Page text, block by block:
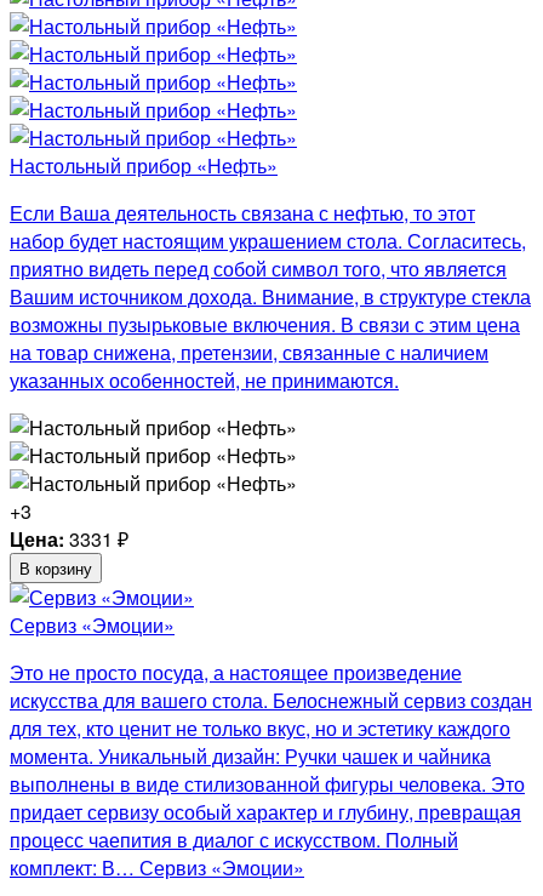
Настольный прибор «Нефть»
Если Ваша деятельность связана с нефтью, то этот
набор будет настоящим украшением стола. Согласитесь,
приятно видеть перед собой символ того, что является
Вашим источником дохода. Внимание, в структуре стекла
возможны пузырьковые включения. В связи с этим цена
на товар снижена, претензии, связанные с наличием
указанных особенностей, не принимаются.
+3
Цена: 3331 ₽
В корзину
Сервиз «Эмоции»
Это не просто посуда, а настоящее произведение
искусства для вашего стола. Белоснежный сервиз создан
для тех, кто ценит не только вкус, но и эстетику каждого
момента. Уникальный дизайн: Ручки чашек и чайника
выполнены в виде стилизованной фигуры человека. Это
придает сервизу особый характер и глубину, превращая
процесс чаепития в диалог с искусством. Полный
комплект: В… Сервиз «Эмоции»